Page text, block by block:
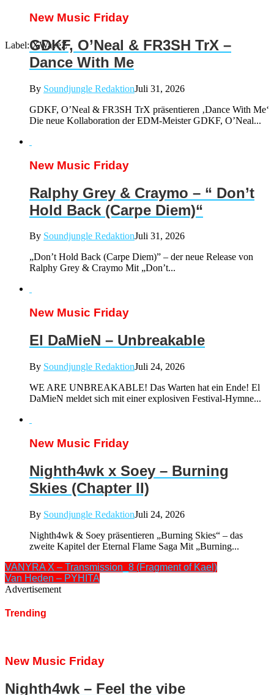
Label: XWaveZ
New Music Friday
GDKF, O’Neal & FR3SH TrX –
Dance With Me
By Soundjungle RedaktionJuli 31, 2026
GDKF, O’Neal & FR3SH TrX präsentieren ‚Dance With Me‘
Die neue Kollaboration der EDM-Meister GDKF, O’Neal...
New Music Friday
Ralphy Grey & Craymo – “ Don’t
Hold Back (Carpe Diem)“
By Soundjungle RedaktionJuli 31, 2026
„Don’t Hold Back (Carpe Diem)” – der neue Release von
Ralphy Grey & Craymo Mit „Don’t...
New Music Friday
El DaMieN – Unbreakable
By Soundjungle RedaktionJuli 24, 2026
WE ARE UNBREAKABLE! Das Warten hat ein Ende! El
DaMieN meldet sich mit einer explosiven Festival-Hymne...
New Music Friday
Nighth4wk x Soey – Burning
Skies (Chapter II)
By Soundjungle RedaktionJuli 24, 2026
Nighth4wk & Soey präsentieren „Burning Skies“ – das
zweite Kapitel der Eternal Flame Saga Mit „Burning...
VANYRA X – Transmission_8 (Fragment of Kael)
Van Heden – PYHITA
Advertisement
Trending
New Music Friday
Nighth4wk – Feel the vibe